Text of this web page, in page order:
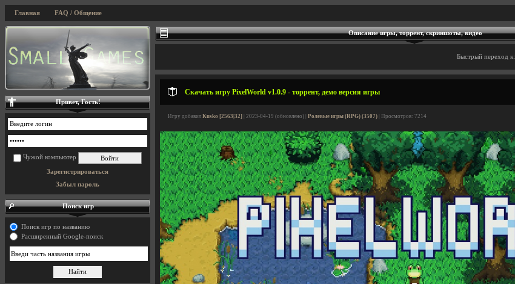
Главная FAQ / Общение
Описание игры, торрент, скриншоты, видео
Быстрый переход к:
Скачать игру PixelWorld v1.0.9 - торрент, демо версия игры
Игру добавил Kusko [2563|32] | 2023-04-19 (обновлено) | Ролевые игры (RPG) (3507) | Просмотров: 7214
Привет, Гость!
Чужой компьютер
Зарегистрироваться
Забыл пароль
Поиск игр
Поиск игр по названию
Расширенный Google-поиск